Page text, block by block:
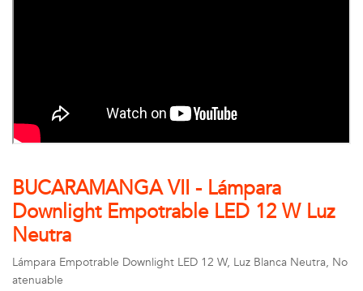
BUCARAMANGA VII - Lámpara
Downlight Empotrable LED 12 W Luz
Neutra
Lámpara Empotrable Downlight LED 12 W, Luz Blanca Neutra, No
atenuable